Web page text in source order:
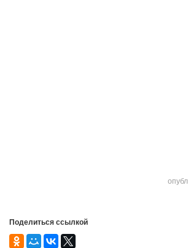
Поделиться ссылкой